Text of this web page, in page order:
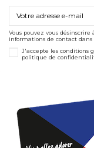
Vous pouvez vous
informations de contact
J'accepte les conditions
politique de